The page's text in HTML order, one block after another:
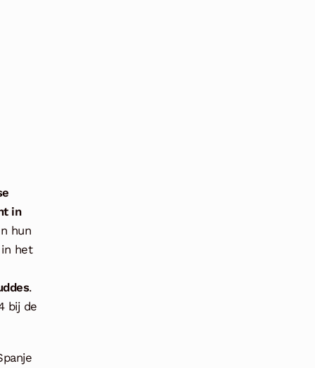
in
hun
het
.
bij de